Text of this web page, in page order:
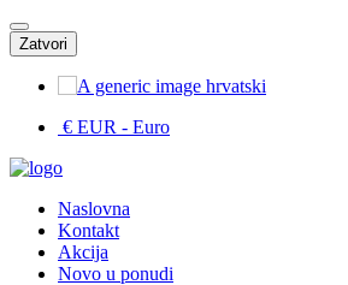
Zatvori
hrvatski
€ EUR - Euro
Naslovna
Kontakt
Akcija
Novo u ponudi